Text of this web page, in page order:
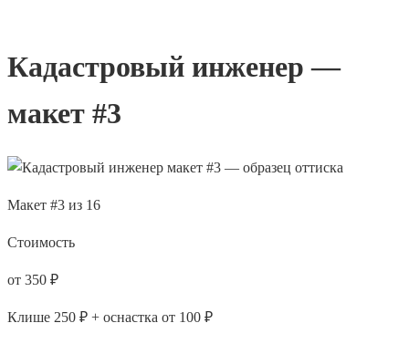
Кадастровый инженер —
макет #3
Макет #3 из 16
Стоимость
от 350 ₽
Клише 250 ₽ + оснастка от 100 ₽